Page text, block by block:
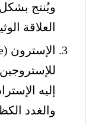
ويُنتج
العلاقة
إليه
والغدد